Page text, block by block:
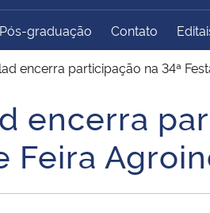
Ministério do
Desenvolvimento Regional
Advocacia-Geral da União
Pós-graduação Contato
encerra participação na 34ª
encerra
Feira